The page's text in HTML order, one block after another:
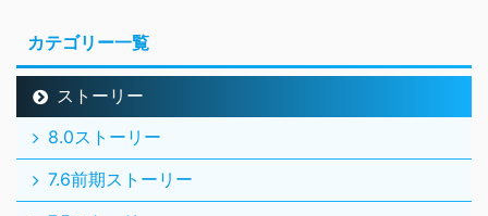
カテゴリー一覧
ストーリー
8.0ストーリー
7.6前期ストーリー